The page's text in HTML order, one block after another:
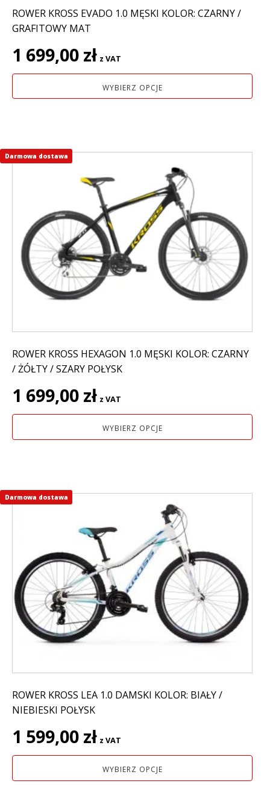
ROWER KROSS EVADO 1.0 MĘSKI KOLOR: CZARNY /
GRAFITOWY MAT
1 699,00 zł z VAT
WYBIERZ OPCJE
ROWER KROSS HEXAGON 1.0 MĘSKI KOLOR: CZARNY
/ ŻÓŁTY / SZARY POŁYSK
1 699,00 zł z VAT
WYBIERZ OPCJE
Ten
wariantów.
Opcje
można
wybrać
stronie
Darmowa dostawa
ROWER KROSS LEA 1.0 DAMSKI KOLOR: BIAŁY /
NIEBIESKI POŁYSK
1 599,00 zł z VAT
WYBIERZ OPCJE
Ten
wariantów.
Opcje
można
wybrać
na
stronie
Darmowa dostawa